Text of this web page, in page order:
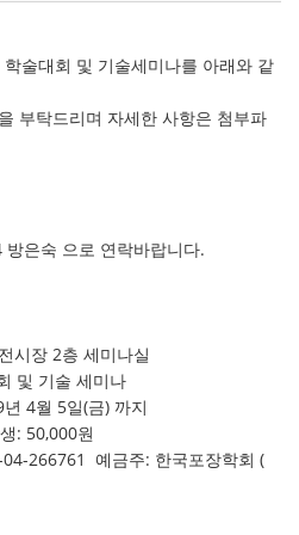
술대회 및 기술세미나를 아래와 같
부탁드리며 자세한 사항은 첨부파
은숙 으로 연락바랍니다.
시장 2층 세미나실
및 기술 세미나
4월 5일(금) 까지
: 50,000원
266761 예금주: 한국포장학회 (